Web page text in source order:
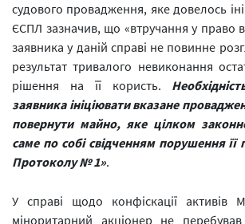
судового провадження, яке довелось
ЄСПЛ зазначив, що «втручання у право
заявника у даній справі не повинне
результат тривалого невиконання
рішення на її користь.
заявника ініціювати вказане
повернути майно, яке цілком
саме по собі свідченням порушення її
Протоколу № 1».
У справі щодо конфіскації активів
міноритарний акціонер не